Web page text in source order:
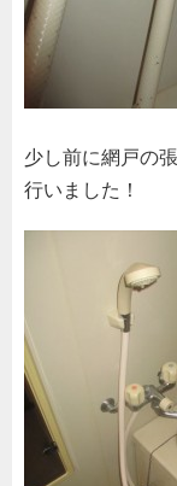
少し前に網戸の
行いました！